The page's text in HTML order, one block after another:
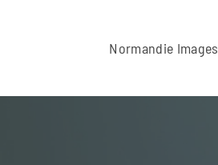
Normandie Images